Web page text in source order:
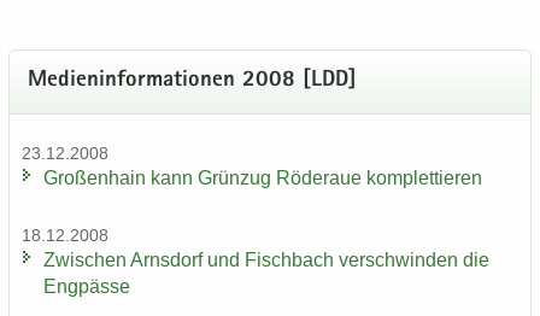
Me­di­en­in­for­ma­tio­nen 2008 [LDD]
23.12.2008
Gro­ßen­hain kann Grün­zug Rö­der­aue kom­plet­tie­ren
18.12.2008
Zwi­schen Arns­dorf und Fisch­bach ver­schwin­den die
Eng­päs­se